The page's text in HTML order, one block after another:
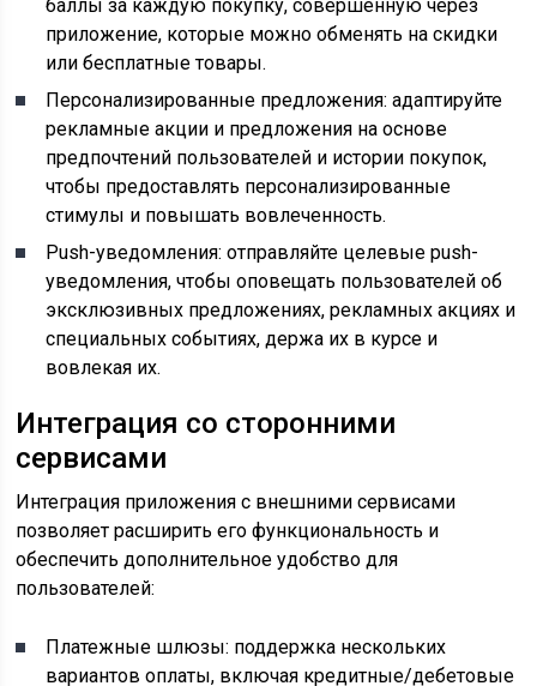
баллы за каждую покупку, совершенную через
приложение, которые можно обменять на скидки
или бесплатные товары.
Персонализированные предложения: адаптируйте
рекламные акции и предложения на основе
предпочтений пользователей и истории покупок,
чтобы предоставлять персонализированные
стимулы и повышать вовлеченность.
Push-уведомления: отправляйте целевые push-
уведомления, чтобы оповещать пользователей об
эксклюзивных предложениях, рекламных акциях и
специальных событиях, держа их в курсе и
вовлекая их.
Интеграция со сторонними
сервисами
Интеграция приложения с внешними сервисами
позволяет расширить его функциональность и
обеспечить дополнительное удобство для
пользователей:
Платежные шлюзы: поддержка нескольких
вариантов оплаты, включая кредитные/дебетовые